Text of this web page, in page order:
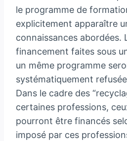
le programme de
explicitement apparaître
connaissances abordées.
financement faites sous
un même programme
systématiquement
Dans le cadre des
certaines professions,
pourront être financés
imposé par ces